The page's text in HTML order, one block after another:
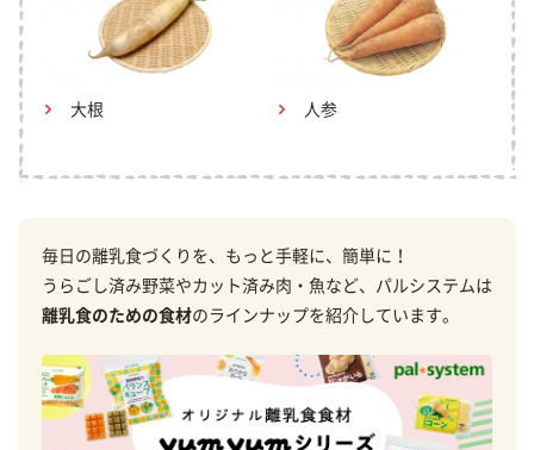
大根 人参
毎日の離乳食づくりを、もっと手軽に、簡単に！
うらごし済み野菜やカット済み肉・魚など、パルシステムは
離乳食のための食材のラインナップを紹介しています。